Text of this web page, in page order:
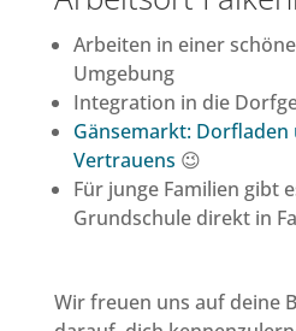
Arbeiten in einer
Umgebung
Integration in die
Gänsemarkt: Dorfladen
Vertrauens 😉
Für junge Familien gibt
Grundschule direkt in
Wir freuen uns auf deine